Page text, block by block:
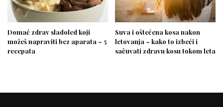
Domać zdrav sladoled koji
možeš napraviti bez aparata – 5
recepata
Suva i oštećena kosa nakon
letovanja – kako to izbeći i
sačuvati zdravu kosu tokom leta